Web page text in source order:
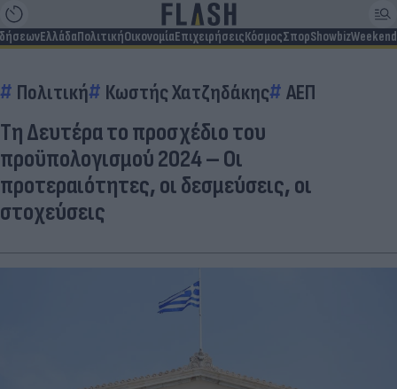
ΕλλάδαΠολιτικήΟικονομίαΕπιχειρήσειςΚόσμοςΣπορShowbizWeekend
Πολιτική Κωστής Χατζηδάκης ΑΕΠ
Τη Δευτέρα το προσχέδιο του
προϋπολογισμού 2024 – Οι
προτεραιότητες, οι δεσμεύσεις, οι
στοχεύσεις